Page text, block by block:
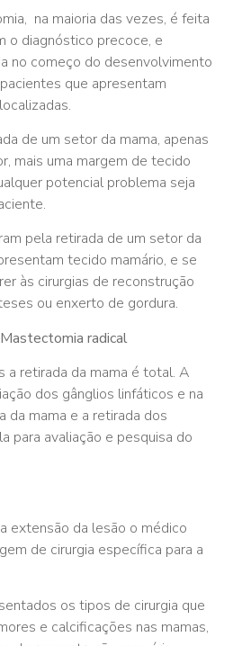
na maioria das vezes, é feita
o diagnóstico precoce, e
no começo do desenvolvimento
que apresentam
de um setor da mama, apenas
mais uma margem de tecido
potencial problema seja
pela retirada de um setor da
tecido mamário, e se
às cirurgias de reconstrução
ou enxerto de gordura.
radical
a retirada da mama é total. A
dos gânglios linfáticos e na
da mama e a retirada dos
para avaliação e pesquisa do
extensão da lesão o médico
de cirurgia específica para a
os tipos de cirurgia que
e calcificações nas mamas,